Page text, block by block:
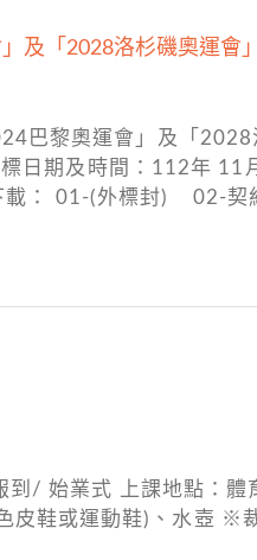
及「2028洛杉磯奧運會
巴黎奧運會」及「2028
日期及時間：112年 11
載： 01-(外標封) 02-
/ 始業式 上課地點：體
皮鞋或運動鞋)、水壺 ※